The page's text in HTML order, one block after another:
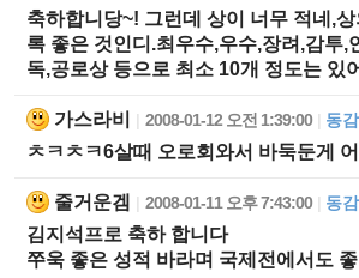
축하합니당~! 그런데 상이 너무 적네,
록 좋은 것인디.최우수,우수,장려,감투,
독,공로상 등으로 최소 10개 정도는 있
가스라비 2008-01-12 오전 1:39:00 동
ㅊㅋㅊㅋ6살때 오로회와서 바둑둔게
줄거운겜 2008-01-11 오후 7:43:00 동
김지석프로 축하 합니다
쭈욱 좋은 성적 바라며 국제전에서도